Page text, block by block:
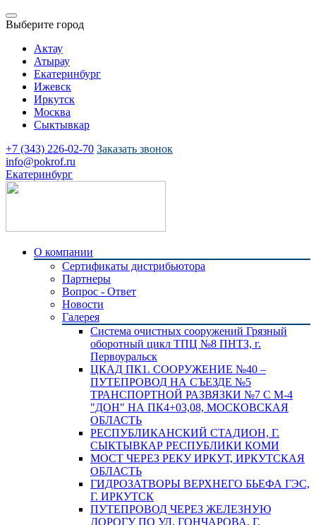
Выберите город
Актау
Атырау
Екатеринбург
Ижевск
Иркутск
Москва
Сыктывкар
+7 (343) 226-02-70 Заказать звонок
info@pokrof.ru
Екатеринбург
О компании
Сертификаты дистрибьютора
Партнеры
Вопрос - Ответ
Новости
Галерея
Система очистных сооружений Грязный
оборотный цикл ТПЦ №8 ПНТЗ, г.
Первоуральск
ЦКАД ПК1. СООРУЖЕНИЕ №40 –
ПУТЕПРОВОД НА СЪЕЗДЕ №5
ТРАНСПОРТНОЙ РАЗВЯЗКИ №7 С М-4
"ДОН" НА ПК4+03,08, МОСКОВСКАЯ
ОБЛАСТЬ
РЕСПУБЛИКАНСКИЙ СТАДИОН, Г.
СЫКТЫВКАР РЕСПУБЛИКИ КОМИ
МОСТ ЧЕРЕЗ РЕКУ ИРКУТ, ИРКУТСКАЯ
ОБЛАСТЬ
ГИДРОЗАТВОРЫ ВЕРХНЕГО БЬЕФА ГЭС,
Г. ИРКУТСК
ПУТЕПРОВОД ЧЕРЕЗ ЖЕЛЕЗНУЮ
ДОРОГУ ПО УЛ. ГОНЧАРОВА, Г.